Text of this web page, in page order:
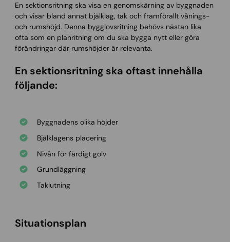
En sektionsritning ska visa en genomskärning av byggnaden
och visar bland annat bjälklag, tak och framförallt vånings-
och rumshöjd. Denna bygglovsritning behövs nästan lika
ofta som en planritning om du ska bygga nytt eller göra
förändringar där rumshöjder är relevanta.
En sektionsritning ska oftast innehålla
följande:
Byggnadens olika höjder
Bjälklagens placering
Nivån för färdigt golv
Grundläggning
Taklutning
Situationsplan